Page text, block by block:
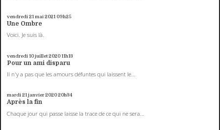
vendredi 21mai 2021 09h25
Une Ombre
Voici. Je suis là.
vendredi 10juillet 202011h13
Pour un ami disparu
Il n'y a pas que les amours défuntes qui laissent le...
mardi 21janvier 202020h34
Après la fin
Chaque jour qui passe laisse la trace de ce qui ne sera...